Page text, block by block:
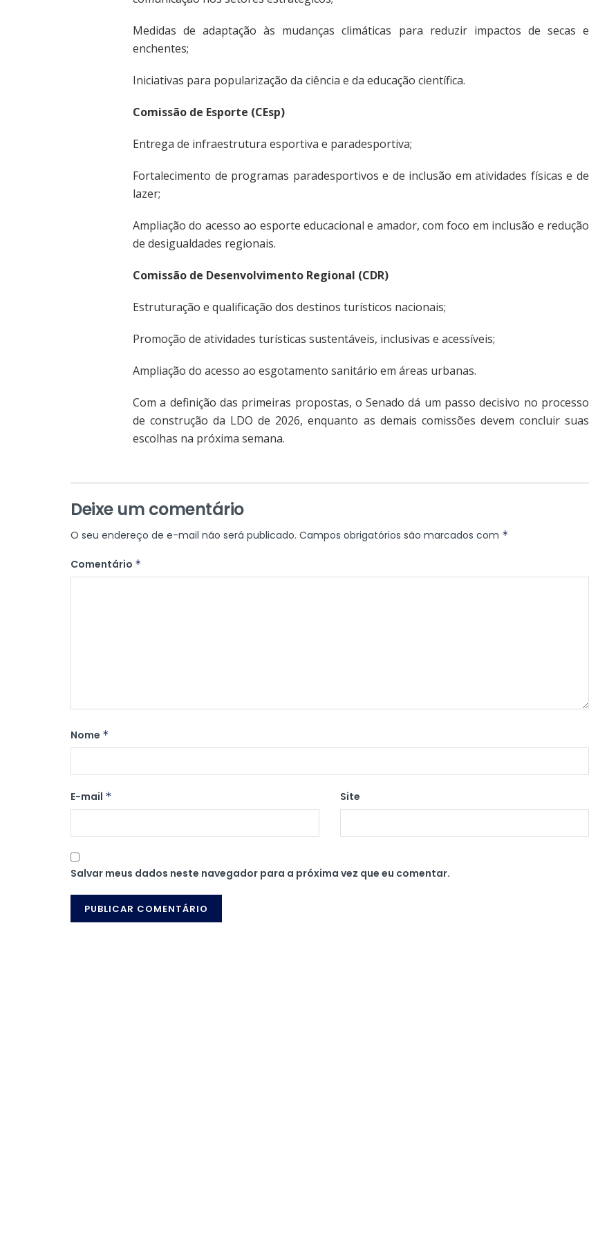
Medidas de adaptação às mudanças climáticas para reduzir impactos de secas e
enchentes;
Iniciativas para popularização da ciência e da educação científica.
Comissão de Esporte (CEsp)
Entrega de infraestrutura esportiva e paradesportiva;
Fortalecimento de programas paradesportivos e de inclusão em atividades físicas e de
lazer;
Ampliação do acesso ao esporte educacional e amador, com foco em inclusão e redução
de desigualdades regionais.
Comissão de Desenvolvimento Regional (CDR)
Estruturação e qualificação dos destinos turísticos nacionais;
Promoção de atividades turísticas sustentáveis, inclusivas e acessíveis;
Ampliação do acesso ao esgotamento sanitário em áreas urbanas.
Com a definição das primeiras propostas, o Senado dá um passo decisivo no processo
de construção da LDO de 2026, enquanto as demais comissões devem concluir suas
escolhas na próxima semana.
Deixe um comentário
O seu endereço de e-mail não será publicado. Campos obrigatórios são marcados com *
Comentário *
Nome *
E-mail * Site
Salvar meus dados neste navegador para a próxima vez que eu comentar.